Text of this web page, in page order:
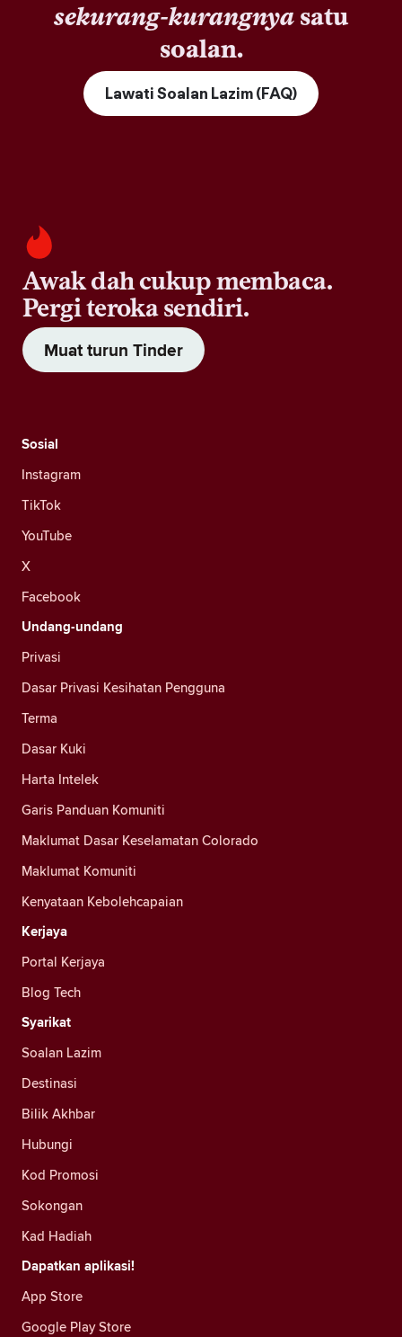
sekurang-kurangnya satu
soalan.
Lawati Soalan Lazim (FAQ)
Awak dah cukup membaca.
Pergi teroka sendiri.
Muat turun Tinder
Sosial
Instagram
TikTok
YouTube
X
Facebook
Undang-undang
Privasi
Dasar Privasi Kesihatan Pengguna
Terma
Dasar Kuki
Harta Intelek
Garis Panduan Komuniti
Maklumat Dasar Keselamatan Colorado
Maklumat Komuniti
Kenyataan Kebolehcapaian
Kerjaya
Portal Kerjaya
Blog Tech
Syarikat
Soalan Lazim
Destinasi
Bilik Akhbar
Hubungi
Kod Promosi
Sokongan
Kad Hadiah
Dapatkan aplikasi!
App Store
Google Play Store